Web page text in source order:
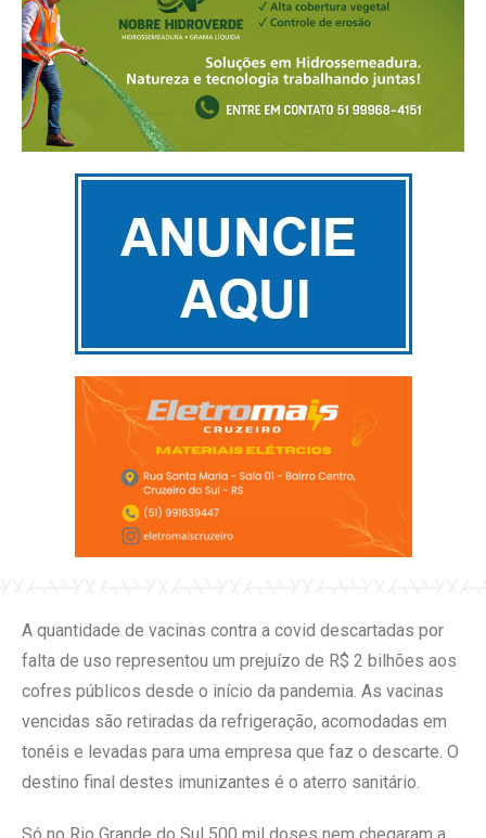
A quantidade de vacinas contra a covid descartadas por
falta de uso representou um prejuízo de R$ 2 bilhões aos
cofres públicos desde o início da pandemia. As vacinas
vencidas são retiradas da refrigeração, acomodadas em
tonéis e levadas para uma empresa que faz o descarte. O
destino final destes imunizantes é o aterro sanitário.
Só no Rio Grande do Sul 500 mil doses nem chegaram a